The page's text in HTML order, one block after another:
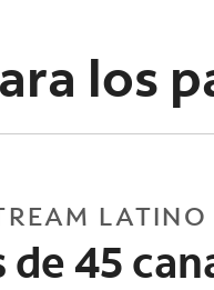
los
LATINO
de 45